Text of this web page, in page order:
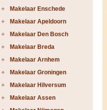
Makelaar Enschede
Makelaar Apeldoorn
Makelaar Den Bosch
Makelaar Breda
Makelaar Arnhem
Makelaar Groningen
Makelaar Hilversum
Makelaar Assen